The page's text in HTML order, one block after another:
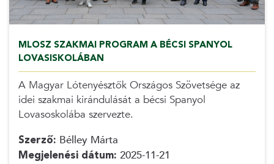
MLOSZ SZAKMAI PROGRAM A BÉCSI SPANYOL
LOVASISKOLÁBAN
A Magyar Lótenyésztők Országos Szövetsége az
idei szakmai kirándulását a bécsi Spanyol
Lovasoskolába szervezte.
Szerző: Bélley Márta
Megjelenési dátum: 2025-11-21